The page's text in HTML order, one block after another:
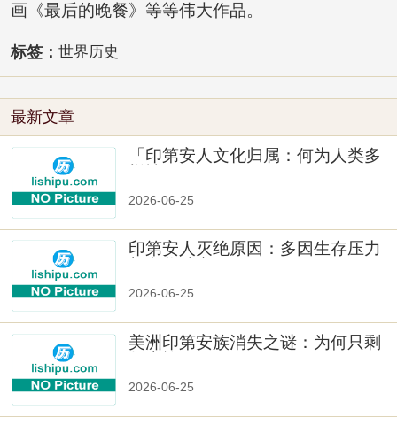
画《最后的晚餐》等等伟大作品。
标签： 世界历史
最新文章
「印第安人文化归属：何为人类多
2026-06-25
印第安人灭绝原因：多因生存压力
2026-06-25
美洲印第安族消失之谜：为何只剩
2026-06-25